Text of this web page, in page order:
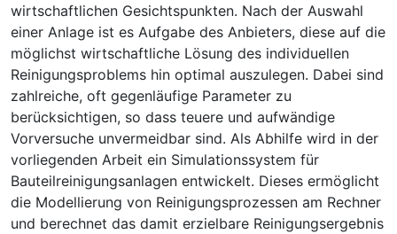
wirtschaftlichen Gesichtspunkten. Nach der Auswahl
einer Anlage ist es Aufgabe des Anbieters, diese auf die
möglichst wirtschaftliche Lösung des individuellen
Reinigungsproblems hin optimal auszulegen. Dabei sind
zahlreiche, oft gegenläufige Parameter zu
berücksichtigen, so dass teuere und aufwändige
Vorversuche unvermeidbar sind. Als Abhilfe wird in der
vorliegenden Arbeit ein Simulationssystem für
Bauteilreinigungsanlagen entwickelt. Dieses ermöglicht
die Modellierung von Reinigungsprozessen am Rechner
und berechnet das damit erzielbare Reinigungsergebnis